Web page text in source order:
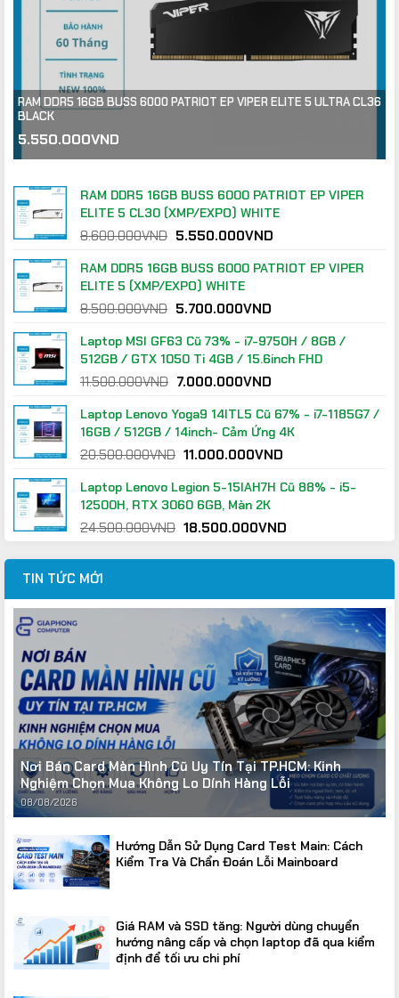
RAM DDR5 16GB BUSS 6000 PATRIOT EP VIPER ELITE 5 ULTRA CL36
BLACK
Giá
gốc
là:
5.550.000VND
Giá
hiện
tại
RAM DDR5 16GB BUSS 6000 PATRIOT EP VIPER
ELITE 5 CL30 (XMP/EXPO) WHITE
8.600.000VND Giá
là:
8.600.000VND.
5.550.000VNDGiá
tại
RAM DDR5 16GB BUSS 6000 PATRIOT EP VIPER
ELITE 5 (XMP/EXPO) WHITE
8.500.000VND Giá
là:
8.500.000VND.
5.700.000VNDGiá
tại
là:
5.700.000VND.
Laptop MSI GF63 Cũ 73% - i7-9750H / 8GB /
512GB / GTX 1050 Ti 4GB / 15.6inch FHD
11.500.000VND Giá
là:
11.500.000VND.
7.000.000VNDGiá
tại
là:
7.000.000VND.
Laptop Lenovo Yoga9 14ITL5 Cũ 67% - i7-1185G7 /
16GB / 512GB / 14inch- Cảm Ứng 4K
20.500.000VND Giá
là:
20.500.000VND.
11.000.000VNDGiá
tại
11.000.000VND.
Laptop Lenovo Legion 5-15IAH7H Cũ 88% - i5-
12500H, RTX 3060 6GB, Màn 2K
24.500.000VND Giá
là:
18.500.000VNDGiá
tại
18.500.000VND.
TIN TỨC MỚI
Nơi Bán Card Màn Hình Cũ Uy Tín Tại TP.HCM: Kinh
Nghiệm Chọn Mua Không Lo Dính Hàng Lỗi
08/08/2026
Hướng Dẫn Sử Dụng Card Test Main: Cách
Kiểm Tra Và Chẩn Đoán Lỗi Mainboard
Giá RAM và SSD tăng: Người dùng chuyển
hướng nâng cấp và chọn laptop đã qua kiểm
định để tối ưu chi phí